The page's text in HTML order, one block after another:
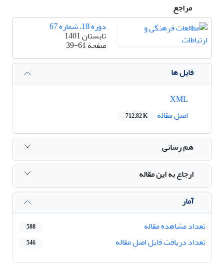
مراجع
دوره 18، شماره 67
تابستان 1401
صفحه39-61
فایل ها
اصل مقاله
712.82 K
هم رسانی
ارجاع به این مقاله
آمار
تعداد مشاهده مقاله
588
تعداد دریافت فایل اصل مقاله 546